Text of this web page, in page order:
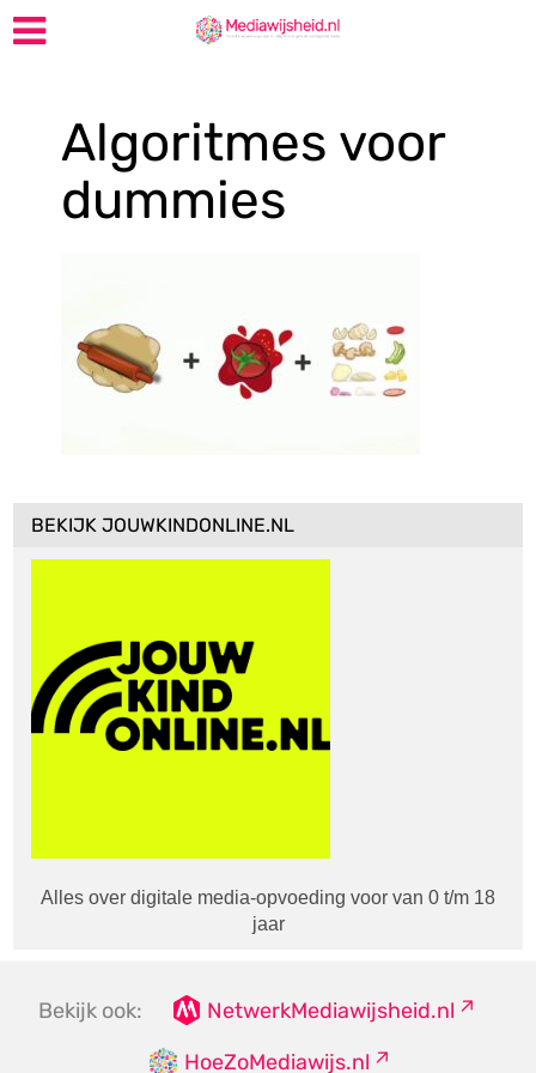
Algoritmes voor
dummies
BEKIJK JOUWKINDONLINE.NL
Alles over digitale media-opvoeding voor van 0 t/m 18
jaar
Bekijk ook:
NetwerkMediawijsheid.nl
HoeZoMediawijs.nl